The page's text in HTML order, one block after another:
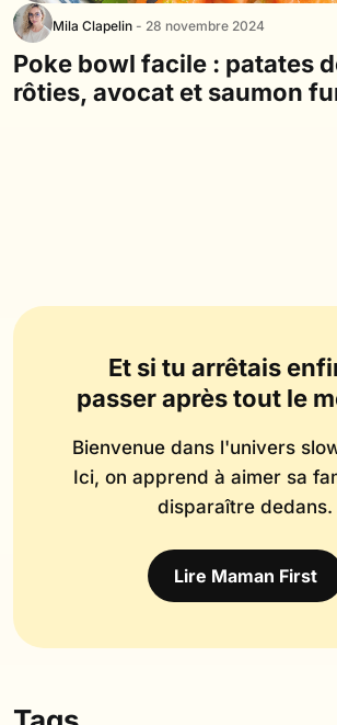
Mila Clapelin - 28 novembre 2024
Poke bowl facile : patates
rôties, avocat et saumon
Et si tu arrêtais
passer après tout le
Bienvenue dans l'univers
Ici, on apprend à aimer sa
disparaître dedans.
Lire Maman First